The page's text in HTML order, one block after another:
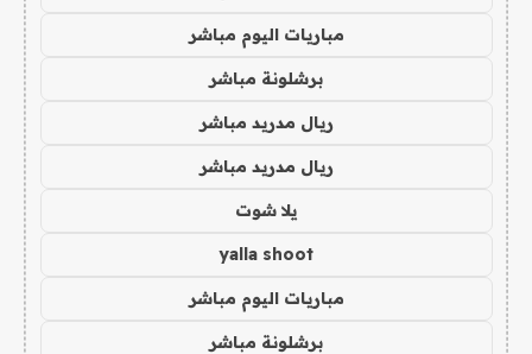
مباريات اليوم مباشر
برشلونة مباشر
ريال مدريد مباشر
ريال مدريد مباشر
يلا شوت
yalla shoot
مباريات اليوم مباشر
برشلونة مباشر